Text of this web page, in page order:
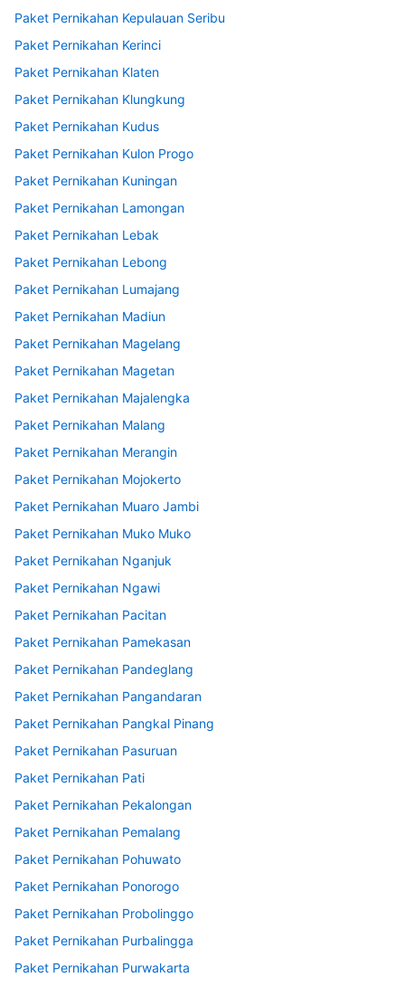
Paket Pernikahan Kepulauan Seribu
Paket Pernikahan Kerinci
Paket Pernikahan Klaten
Paket Pernikahan Klungkung
Paket Pernikahan Kudus
Paket Pernikahan Kulon Progo
Paket Pernikahan Kuningan
Paket Pernikahan Lamongan
Paket Pernikahan Lebak
Paket Pernikahan Lebong
Paket Pernikahan Lumajang
Paket Pernikahan Madiun
Paket Pernikahan Magelang
Paket Pernikahan Magetan
Paket Pernikahan Majalengka
Paket Pernikahan Malang
Paket Pernikahan Merangin
Paket Pernikahan Mojokerto
Paket Pernikahan Muaro Jambi
Paket Pernikahan Muko Muko
Paket Pernikahan Nganjuk
Paket Pernikahan Ngawi
Paket Pernikahan Pacitan
Paket Pernikahan Pamekasan
Paket Pernikahan Pandeglang
Paket Pernikahan Pangandaran
Paket Pernikahan Pangkal Pinang
Paket Pernikahan Pasuruan
Paket Pernikahan Pati
Paket Pernikahan Pekalongan
Paket Pernikahan Pemalang
Paket Pernikahan Pohuwato
Paket Pernikahan Ponorogo
Paket Pernikahan Probolinggo
Paket Pernikahan Purbalingga
Paket Pernikahan Purwakarta